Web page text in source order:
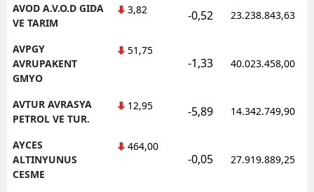
AVOD A.V.O.D GIDA
VE TARIM
3,82 -0,52 23.238.843,63
AVPGY
AVRUPAKENT
GMYO
51,75
-1,33 40.023.458,00
AVTUR AVRASYA
PETROL VE TUR.
12,95 -5,89 14.342.749,90
AYCES
ALTINYUNUS
CESME
464,00
-0,05 27.919.889,25